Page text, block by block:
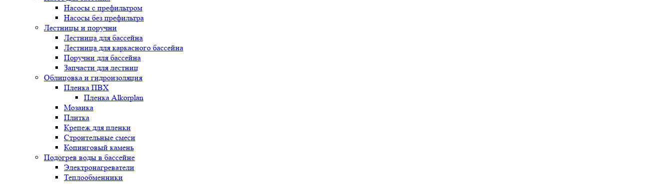
Насосы с префильтром
Насосы без префильтра
Лестницы и поручни
Лестница для бассейна
Лестница для каркасного бассейна
Поручни для бассейна
Запчасти для лестниц
Облицовка и гидроизоляция
Пленка ПВХ
Пленка Alkorplan
Мозаика
Плитка
Крепеж для пленки
Строительные смеси
Копинговый камень
Подогрев воды в бассейне
Электронагреватели
Теплообменники